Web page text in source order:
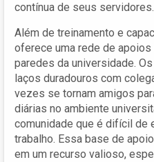
contínua de seus servidores.
Além de treinamento e
oferece uma rede de
paredes da universidade.
laços duradouros com
vezes se tornam amigos
diárias no ambiente
comunidade que é difícil de
trabalho. Essa base de
em um recurso valioso,